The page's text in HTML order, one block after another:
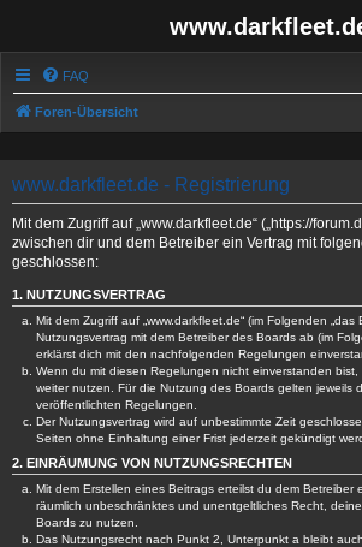
FAQ
Foren-Übersicht
www.darkfleet.de - Registrierung
Mit dem Zugriff auf „www.darkfleet.de“ („https://
zwischen dir und dem Betreiber ein Vertrag mit
geschlossen:
1. NUTZUNGSVERTRAG
Mit dem Zugriff auf „www.darkfleet.de“ (im Folgenden „das
Nutzungsvertrag mit dem Betreiber des Boards ab (im
erklärst dich mit den nachfolgenden Regelungen
Wenn du mit diesen Regelungen nicht einverstanden
weiter nutzen. Für die Nutzung des Boards gelten jeweils
veröffentlichten Regelungen.
Der Nutzungsvertrag wird auf unbestimmte Zeit
Seiten ohne Einhaltung einer Frist jederzeit gekündigt
2. EINRÄUMUNG VON NUTZUNGSRECHTEN
Mit dem Erstellen eines Beitrags erteilst du dem Betreiber
räumlich unbeschränktes und unentgeltliches Recht,
Boards zu nutzen.
Das Nutzungsrecht nach Punkt 2, Unterpunkt a bleibt